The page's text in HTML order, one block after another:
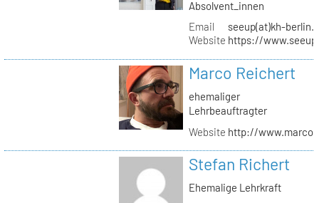
Absolvent_innen
Email
seeup(at)kh-
Website https://
Marco Reichert
ehemaliger
Lehrbeauftragter
Website http://
Stefan Richert
Ehemalige Lehrkraft